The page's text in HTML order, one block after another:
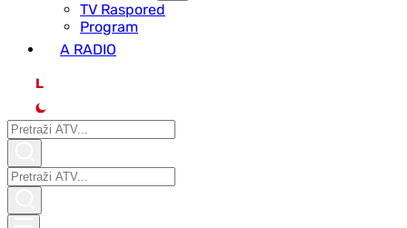
ТV Raspored
Program
A RADIO
L